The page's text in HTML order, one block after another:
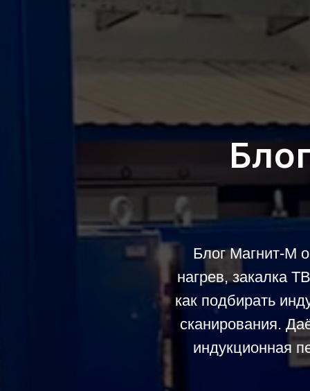
Блог Магнит-М
нагрев, закалка
как подбирать
сканирования.
индукционная